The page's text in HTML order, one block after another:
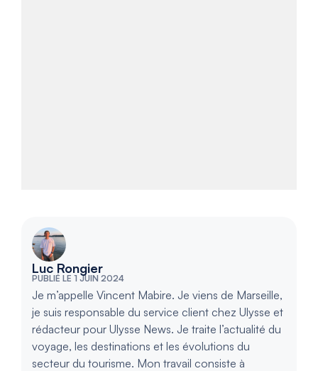
Luc Rongier
PUBLIÉ LE 1 JUIN 2024
Je m’appelle Vincent Mabire. Je viens de Marseille,
je suis responsable du service client chez Ulysse et
rédacteur pour Ulysse News. Je traite l’actualité du
voyage, les destinations et les évolutions du
secteur du tourisme. Mon travail consiste à